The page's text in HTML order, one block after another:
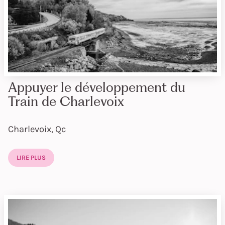
Appuyer le développement du
Train de Charlevoix
Charlevoix, Qc
LIRE PLUS